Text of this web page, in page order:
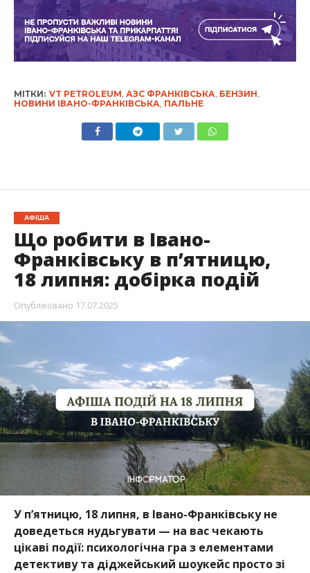
МІТКИ: VT PETROLEUM, АЗС ФРАНКІВСЬКА, БЕНЗИН,
НОВИНИ ІВАНО-ФРАНКІВСЬКА, ПАЛЬНЕ
АФІША
Що робити в Івано-
Франківську в п’ятницю,
18 липня: добірка подій
Опубліковано 17.07.2025
У п’ятницю, 18 липня, в Івано-Франківську не
доведеться нудьгувати — на вас чекають
цікаві події: психологічна гра з елементами
детективу та діджейський шоукейс просто зі